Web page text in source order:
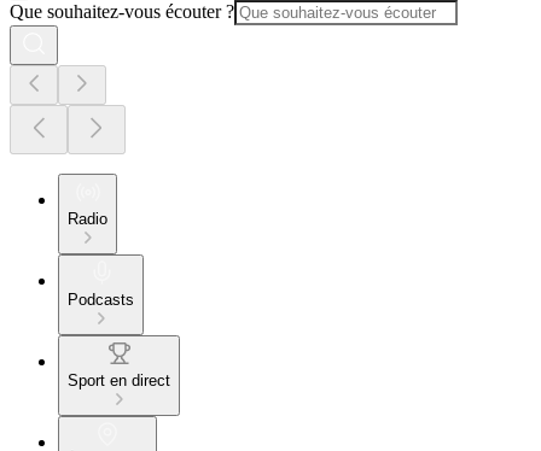
Que souhaitez-vous écouter ?
Radio
Podcasts
Sport en direct